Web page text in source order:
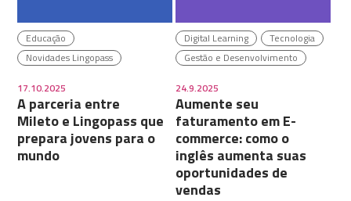
Educação
Novidades Lingopass
17.10.2025
A parceria entre
Mileto e Lingopass que
prepara jovens para o
mundo
Digital Learning
Tecnologia
Gestão e Desenvolvimento
24.9.2025
Aumente seu
faturamento em E-
commerce: como o
inglês aumenta suas
oportunidades de
vendas